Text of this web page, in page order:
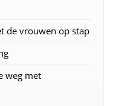
de vrouwen op stap
weg met